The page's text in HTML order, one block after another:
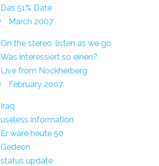
Das 51% Date
March 2007
On the stereo, listen as we go
Was interessiert so einen?
Live from Nockherberg
February 2007
Iraq
useless information
Er wäre heute 50
Gedeon
status update